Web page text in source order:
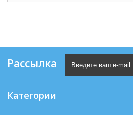
Рассылка
Категории